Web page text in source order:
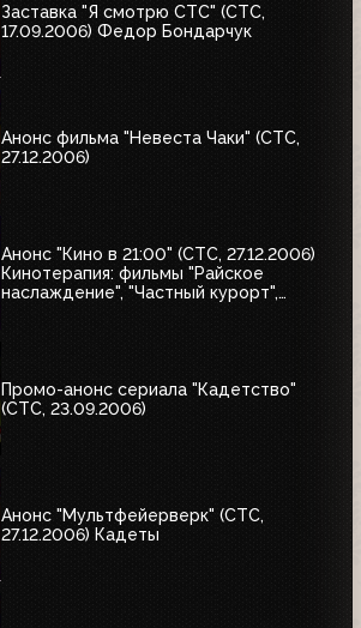
Заставка "Я смотрю СТС" (СТС,
17.09.2006) Федор Бондарчук
Анонс фильма "Невеста Чаки" (СТС,
27.12.2006)
Анонс "Кино в 21:00" (СТС, 27.12.2006)
Кинотерапия: фильмы "Райское
наслаждение", "Частный курорт",
Промо-анонс сериала "Кадетство"
(СТС, 23.09.2006)
Анонс "Мультфейерверк" (СТС,
27.12.2006) Кадеты